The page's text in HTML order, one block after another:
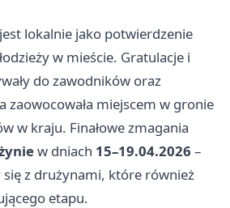
lokalnie jako potwierdzenie
w mieście. Gratulacje i
do zawodników oraz
zaowocowała miejscem w gronie
w kraju. Finałowe zmagania
w dniach 15–19.04.2026 –
z drużynami, które również
etapu.